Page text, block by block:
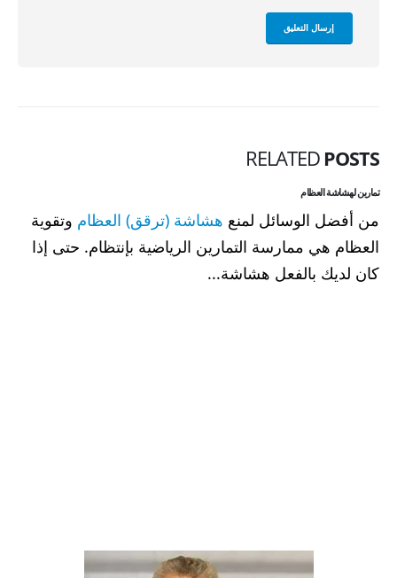
RELATED POSTS
تمارين لهشاشة العظام
من أفضل الوسائل لمنع هشاشة (ترقق) العظام وتقوية
العظام هي ممارسة التمارين الرياضية بإنتظام. حتى إذا
كان لديك بالفعل هشاشة...